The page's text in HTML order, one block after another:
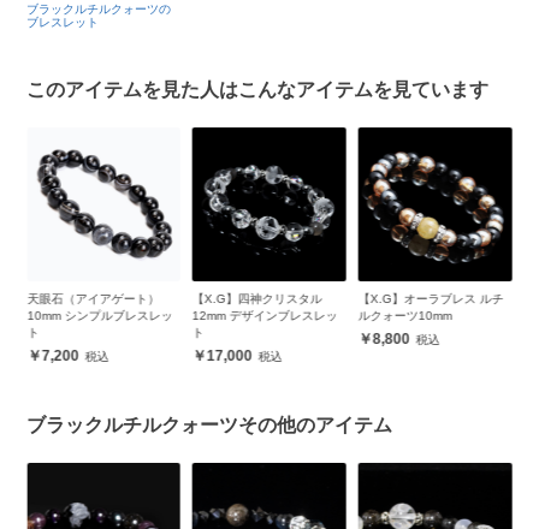
ブラックルチルクォーツの
ブレスレット
このアイテムを見た人はこんなアイテムを見ています
スレッ
【X.G】四神クリスタル
12mm デザインブレスレッ
17,000
【X.G】オーラブレス ルチ
ルクォーツ10mm
【粒売り/バラ売り】ブラッ
クスピネル（スターカッ
ト） 6mm
ブラックルチルクォーツその他のアイテム